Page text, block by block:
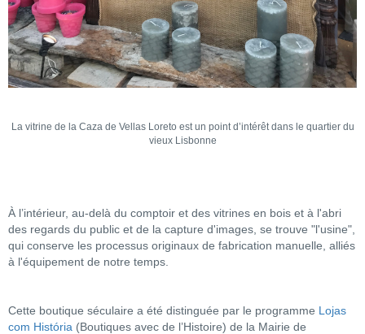
La vitrine de la Caza de Vellas Loreto est un point d’intérêt dans le quartier du
vieux Lisbonne
À l’intérieur, au-delà du comptoir et des vitrines en bois et à l'abri
des regards du public et de la capture d'images, se trouve "l'usine",
qui conserve les processus originaux de fabrication manuelle, alliés
à l'équipement de notre temps.
Cette boutique séculaire a été distinguée par le programme Lojas
com História (Boutiques avec de l’Histoire) de la Mairie de